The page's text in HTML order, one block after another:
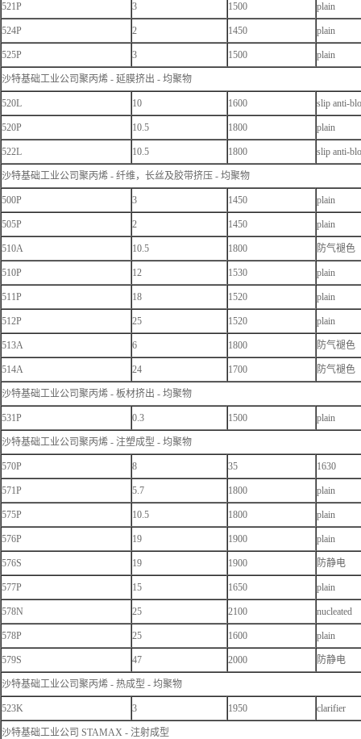
521P 3 1500 plain
524P 2 1450 plain
525P 3 1500 plain
沙特基础工业公司聚丙烯 - 延膜挤出 - 均聚物
520L 10 1600 slip anti-
520P 10.5 1800 plain
522L 10.5 1800 slip anti-
沙特基础工业公司聚丙烯 - 纤维，长丝及胶带挤压 - 均聚物
500P 3 1450 plain
505P 2 1450 plain
510A 10.5 1800 防气褪色
510P 12 1530 plain
511P 18 1520 plain
512P 25 1520 plain
513A 6 1800 防气褪色
514A 24 1700 防气褪色
沙特基础工业公司聚丙烯 - 板材挤出 - 均聚物
531P 0.3 1500 plain
沙特基础工业公司聚丙烯 - 注塑成型 - 均聚物
570P 8 35 1630
571P 5.7 1800 plain
575P 10.5 1800 plain
576P 19 1900 plain
576S 19 1900 防静电
577P 15 1650 plain
578N 25 2100 nucleated
578P 25 1600 plain
579S 47 2000 防静电
沙特基础工业公司聚丙烯 - 热成型 - 均聚物
523K 3 1950 clarifier
沙特基础工业公司 STAMAX - 注射成型